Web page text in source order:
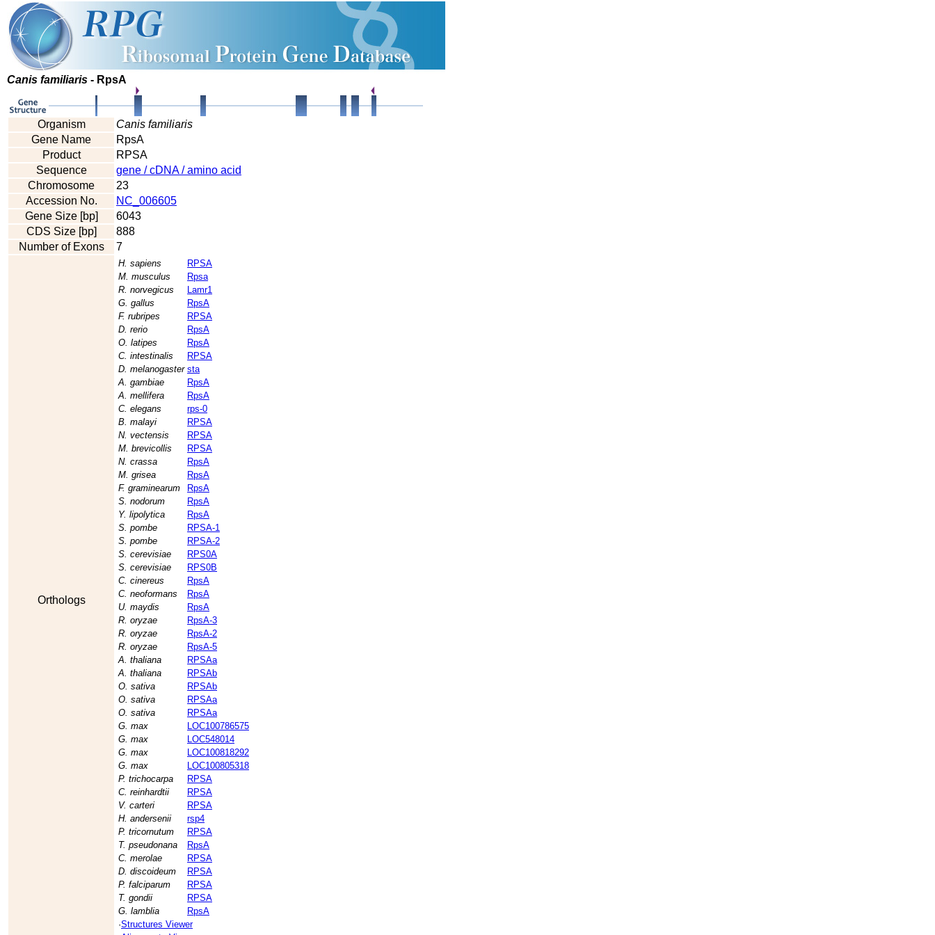
Canis familiaris - RpsA
Organism
Canis familiaris
Gene Name
RpsA
Product
RPSA
Sequence
gene / cDNA / amino acid
Chromosome
23
Accession No.
NC_006605
Gene Size [bp]
6043
CDS Size [bp]
888
Number of Exons
7
Orthologs
H. sapiens
RPSA
M. musculus
Rpsa
R. norvegicus
Lamr1
G. gallus
RpsA
F. rubripes
RPSA
D. rerio
RpsA
O. latipes
RpsA
C. intestinalis
RPSA
D. melanogaster sta
A. gambiae
RpsA
A. mellifera
RpsA
C. elegans
rps-0
B. malayi
RPSA
N. vectensis
RPSA
M. brevicollis
RPSA
N. crassa
RpsA
M. grisea
RpsA
F. graminearum
RpsA
S. nodorum
RpsA
Y. lipolytica
RpsA
S. pombe
RPSA-1
S. pombe
RPSA-2
S. cerevisiae
RPS0A
S. cerevisiae
RPS0B
C. cinereus
RpsA
C. neoformans
RpsA
U. maydis
RpsA
R. oryzae
RpsA-3
R. oryzae
RpsA-2
R. oryzae
RpsA-5
A. thaliana
RPSAa
A. thaliana
RPSAb
O. sativa
RPSAb
O. sativa
RPSAa
O. sativa
RPSAa
G. max
LOC100786575
G. max
LOC548014
G. max
LOC100818292
G. max
LOC100805318
P. trichocarpa
RPSA
C. reinhardtii
RPSA
V. carteri
RPSA
H. andersenii
rsp4
P. tricornutum
RPSA
T. pseudonana
RpsA
C. merolae
RPSA
D. discoideum
RPSA
P. falciparum
RPSA
T. gondii
RPSA
G. lamblia
RpsA
·Structures Viewer